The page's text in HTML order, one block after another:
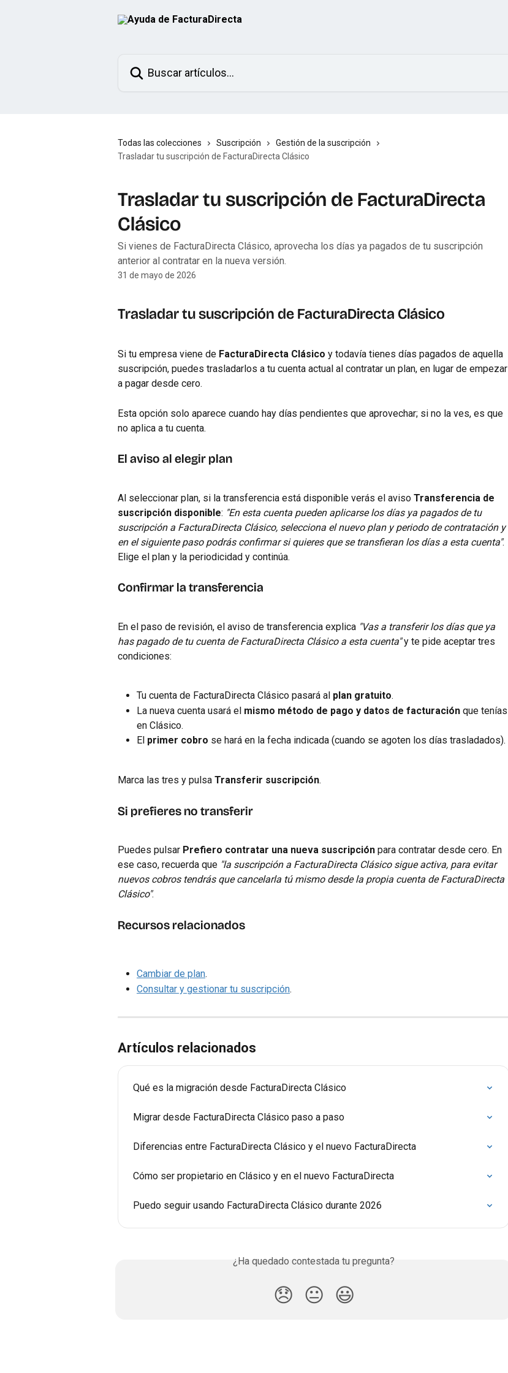
Todas las colecciones Suscripción
Gestión de la suscripción
Trasladar tu suscripción de FacturaDirecta Clásico
Trasladar tu suscripción de FacturaDirecta
Clásico
Si vienes de FacturaDirecta Clásico, aprovecha los días ya pagados de tu suscripción
anterior al contratar en la nueva versión.
31 de mayo de 2026
Trasladar tu suscripción de FacturaDirecta Clásico
Si tu empresa viene de FacturaDirecta Clásico y todavía tienes días pagados de aquella
suscripción, puedes trasladarlos a tu cuenta actual al contratar un plan, en lugar de empezar
a pagar desde cero.
Esta opción solo aparece cuando hay días pendientes que aprovechar; si no la ves, es que
no aplica a tu cuenta.
El aviso al elegir plan
Al seleccionar plan, si la transferencia está disponible verás el aviso Transferencia de
suscripción disponible: "En esta cuenta pueden aplicarse los días ya pagados de tu
suscripción a FacturaDirecta Clásico, selecciona el nuevo plan y periodo de contratación y
en el siguiente paso podrás confirmar si quieres que se transfieran los días a esta cuenta".
Elige el plan y la periodicidad y continúa.
Confirmar la transferencia
En el paso de revisión, el aviso de transferencia explica "Vas a transferir los días que ya
has pagado de tu cuenta de FacturaDirecta Clásico a esta cuenta" y te pide aceptar tres
condiciones:
Tu cuenta de FacturaDirecta Clásico pasará al plan gratuito.
La nueva cuenta usará el mismo método de pago y datos de facturación que tenías
en Clásico.
El primer cobro se hará en la fecha indicada (cuando se agoten los días trasladados).
Marca las tres y pulsa Transferir suscripción.
Si prefieres no transferir
Puedes pulsar Prefiero contratar una nueva suscripción para contratar desde cero. En
ese caso, recuerda que "la suscripción a FacturaDirecta Clásico sigue activa, para evitar
nuevos cobros tendrás que cancelarla tú mismo desde la propia cuenta de FacturaDirecta
Clásico".
Recursos relacionados
Cambiar de plan.
Consultar y gestionar tu suscripción.
Artículos relacionados
Qué es la migración desde FacturaDirecta Clásico
Migrar desde FacturaDirecta Clásico paso a paso
Diferencias entre FacturaDirecta Clásico y el nuevo FacturaDirecta
Cómo ser propietario en Clásico y en el nuevo FacturaDirecta
Puedo seguir usando FacturaDirecta Clásico durante 2026
¿Ha quedado contestada tu pregunta?
😞 😐 😃